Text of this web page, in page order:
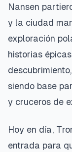
Nansen
y la ciudad
exploración
historias
siendo base
y cruceros de
Hoy en día,
entrada para